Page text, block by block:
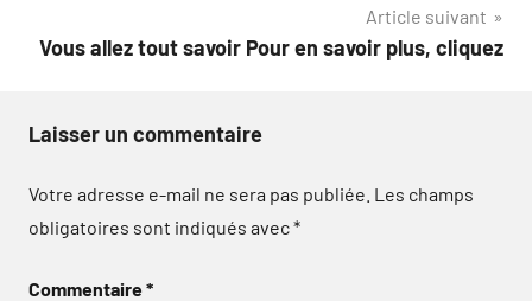
Article suivant
Vous allez tout savoir Pour en savoir plus, cliquez
Laisser un commentaire
Votre adresse e-mail ne sera pas publiée. Les champs
obligatoires sont indiqués avec*
Commentaire*